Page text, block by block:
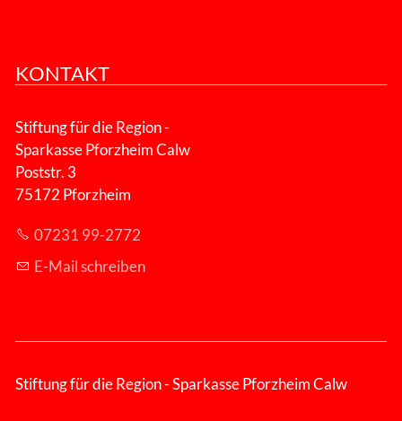
KONTAKT
Stiftung für die Region -
Sparkasse Pforzheim Calw
Poststr. 3
75172 Pforzheim
07231 99-2772
E-Mail schreiben
Stiftung für die Region - Sparkasse Pforzheim Calw